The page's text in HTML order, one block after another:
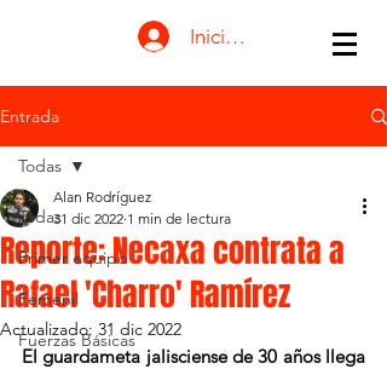
Iniciar sesión
Entrada
Todas
Primer equipo
Femenil
Fuerzas Básicas
Todas
Reporte: Necaxa contrata a
Rafael 'Charro' Ramírez
Alan Rodríguez
31 dic 2022 1 min de lectura
Actualizado: 31 dic 2022
El guardameta jalisciense de 30 años llega